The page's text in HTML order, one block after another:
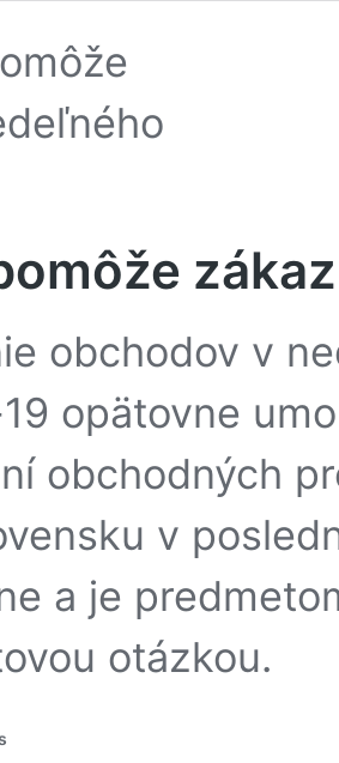
obchodov v
opätovne
obchodných
v
a je
otázkou.